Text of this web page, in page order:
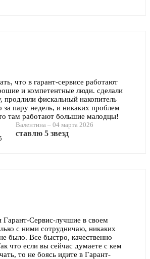
что в гарант-сервисе работают
и компетентные люди. сделали
продлили фискальный накопитель
за пару недель, и никаких проблем
там работают большие малодцы!
Валентина – 04 марта 2026
ставлю 5 звезд
Гарант-Сервис-лучшие в своем
с ними сотрудничаю, никаких
было. Все быстро, качественно
что если вы сейчас думаете с кем
то не боясь идите в Гарант-